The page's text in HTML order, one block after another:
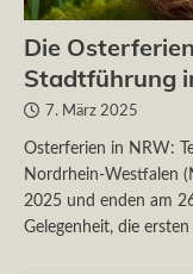
Die
Stadtführung
7. März 2025
Osterferien in NRW:
Nordrhein-Westfalen
2025 und enden am
Gelegenheit, die